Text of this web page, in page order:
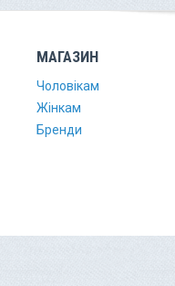
МАГАЗИН
Чоловікам
Жінкам
Бренди